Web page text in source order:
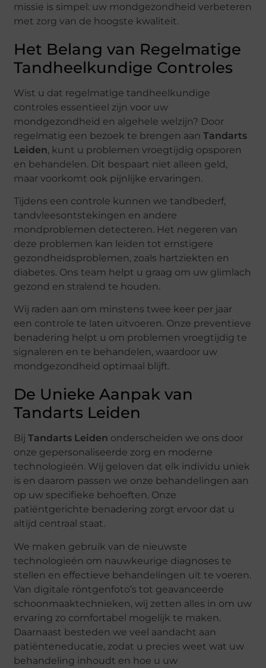
missie is simpel: uw mondgezondheid verbeteren
met zorg van de hoogste kwaliteit.
Het Belang van Regelmatige
Tandheelkundige Controles
Wist u dat regelmatige tandheelkundige
controles essentieel zijn voor uw
mondgezondheid en algehele welzijn? Door
regelmatig een bezoek te brengen aanTandarts
Leiden, kunt u problemen vroegtijdig opsporen
en behandelen. Dit bespaart niet alleen geld,
maar voorkomt ook pijnlijke ervaringen.
Tijdens een controle kunnen we tandbederf,
tandvleesontstekingen en andere
mondproblemen detecteren. Het negeren van
deze problemen kan leiden tot ernstigere
gezondheidsproblemen, zoals hartziekten en
diabetes. Ons team helpt u graag om uw glimlach
gezond en stralend te houden.
Wij raden aan om minstens twee keer per jaar
een controle te laten uitvoeren. Onze preventieve
benadering helpt u om problemen vroegtijdig te
signaleren en te behandelen, waardoor uw
mondgezondheid optimaal blijft.
De Unieke Aanpak van
Tandarts Leiden
BijTandarts Leiden onderscheiden we ons door
onze gepersonaliseerde zorg en moderne
technologieën. Wij geloven dat elk individu uniek
is en daarom passen we onze behandelingen aan
op uw specifieke behoeften. Onze
patiëntgerichte benadering zorgt ervoor dat u
altijd centraal staat.
We maken gebruik van de nieuwste
technologieën om nauwkeurige diagnoses te
stellen en effectieve behandelingen uit te voeren.
Van digitale röntgenfoto’s tot geavanceerde
schoonmaaktechnieken, wij zetten alles in om uw
ervaring zo comfortabel mogelijk te maken.
Daarnaast besteden we veel aandacht aan
patiënteneducatie, zodat u precies weet wat uw
behandeling inhoudt en hoe u uw